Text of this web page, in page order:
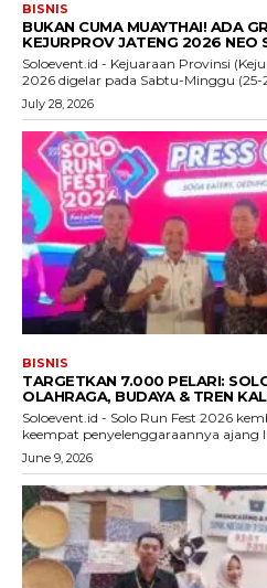
BISNIS
BUKAN CUMA MUAYTHAI! ADA
KEJURPROV JATENG 2026 NEO
Soloevent.id - Kejuaraan Provinsi
2026 digelar pada Sabtu-Minggu (25-
July 28, 2026
BISNIS
TARGETKAN 7.000 PELARI:
OLAHRAGA, BUDAYA & TREN
Soloevent.id - Solo Run Fest 2026
keempat penyelenggaraannya ajang
June 9, 2026